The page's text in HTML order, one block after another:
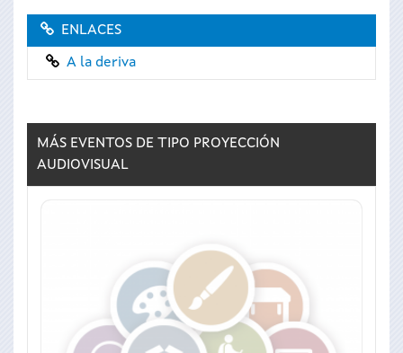
ENLACES
A la deriva
MÁS EVENTOS DE TIPO PROYECCIÓN
AUDIOVISUAL